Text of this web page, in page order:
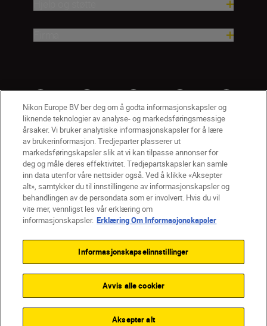
NO Nikon Sites
Kontakt oss Personvernerklæring
Vilkår og betingelser for Nikon Store
Erklæring Om Informasjonskapsler
Tilgjengelighet
Innstillinger for informasjonskapsler
Nikon Europe BV ber deg om å godta informasjonskapsler og
liknende teknologier av analyse- og markedsføringsmessige
årsaker. Vi bruker analytiske informasjonskapsler for å lære
av brukerinformasjon. Tredjeparter plasserer ut
markedsføringskapsler slik at vi kan tilpasse annonser for
deg og måle deres effektivitet. Tredjepartskapsler kan samle
inn data utenfor våre nettsider også. Ved å klikke «Aksepter
alt», samtykker du til innstillingene av informasjonskapsler og
behandlingen av de persondata som er involvert. Hvis du vil
vite mer, vennligst les vår erklæring om
informasjonskapsler. Erklæring Om Informasjonskapsler
Informasjonskapselinnstillinger
Avvis alle cookier
Aksepter alt